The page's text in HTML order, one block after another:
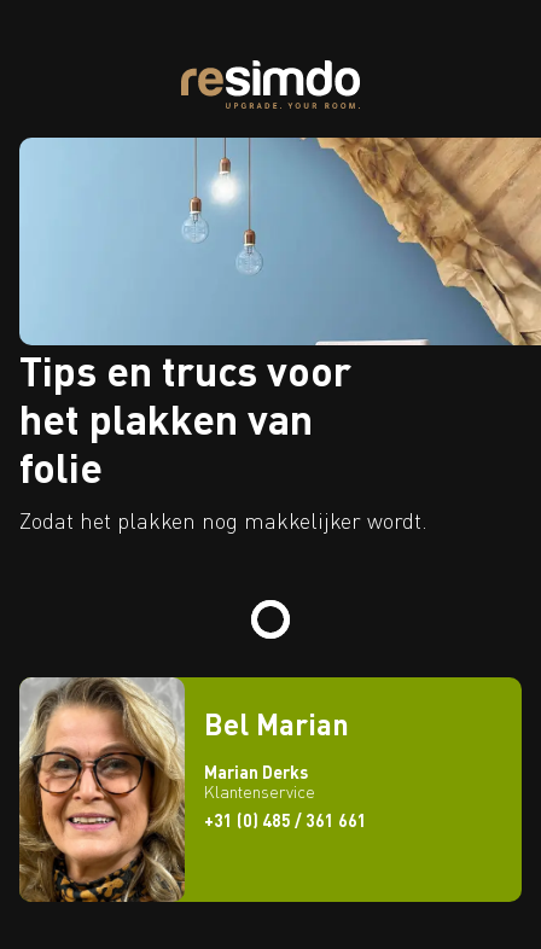
Tips en trucs voor
het plakken van
folie
Zodat het plakken nog makkelijker wordt.
Bel Marian
Marian Derks
Klantenservice
+31 (0) 485 / 361 661